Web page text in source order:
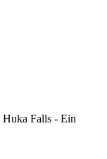
Huka Falls - Ein